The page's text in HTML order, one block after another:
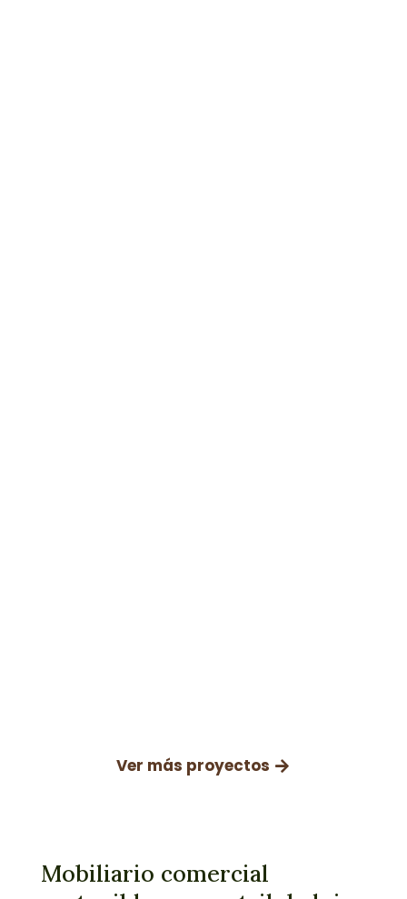
Ver más proyectos
Mobiliario comercial